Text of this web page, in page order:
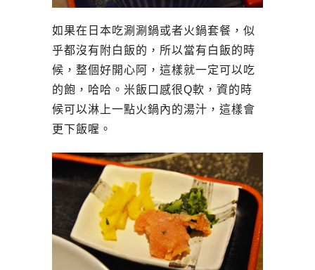
如果在日本吃涮涮鍋或者火鍋套餐，似
乎都沒有附白飯的，所以當有白飯的時
候，整個好開心阿，這樣就一定可以吃
的飽，哈哈。米飯口感很Q軟，資的時
候可以淋上一點火鍋內的湯汁，這樣會
更下飯喔。